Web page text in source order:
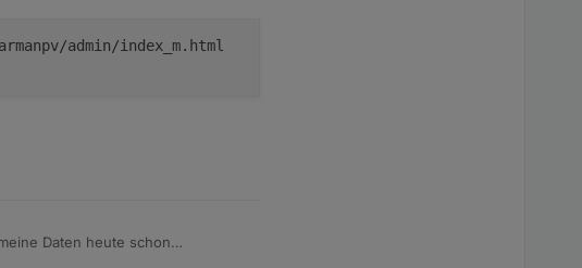
admin/index_m.html
Daten heute schon